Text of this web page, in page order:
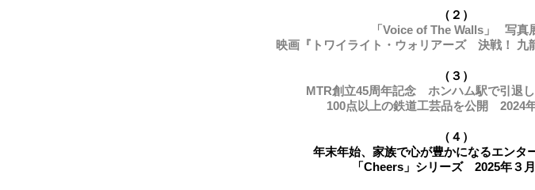
（２）
「Voice of The Walls」 写真
映画『トワイライト・ウォリアーズ 決戦！ 九
（３）
MTR創立45周年記念 ホンハム駅で引退
100点以上の鉄道工芸品を公開 2024
（４）
年末年始、家族で心が豊かになるエンタ
「Cheers」シリーズ 2025年３